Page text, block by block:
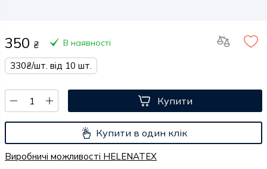
350 ₴ В наявності
330₴/шт. від 10 шт.
Купити
Купити в один клік
Виробничі можливості HELENATEX